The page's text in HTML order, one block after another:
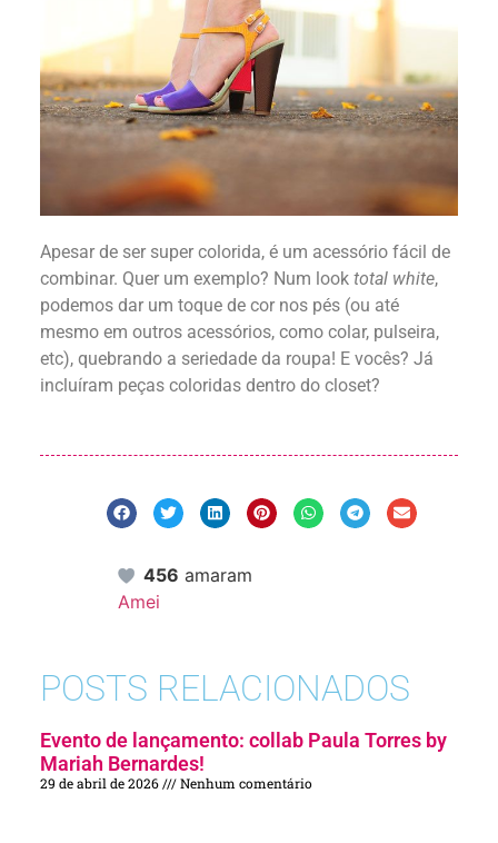
Apesar de ser super colorida, é um acessório fácil de
combinar. Quer um exemplo? Num look total white,
podemos dar um toque de cor nos pés (ou até
mesmo em outros acessórios, como colar, pulseira,
etc), quebrando a seriedade da roupa! E vocês? Já
incluíram peças coloridas dentro do closet?
456 amaram
Amei
POSTS RELACIONADOS
Evento de lançamento: collab Paula Torres by
Mariah Bernardes!
29 de abril de 2026 Nenhum comentário